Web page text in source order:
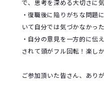
で、思考を深める大切さに
・復職後に陥りがちな問題
いて自分では気づかなかっ
・自分の意見を一方的に伝
されて頭がフル回転！楽し
ご参加頂いた皆さん、あり